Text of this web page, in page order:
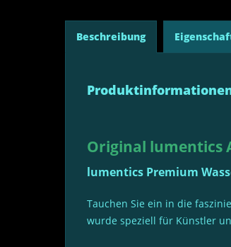
Beschreibung
Original lumentics
lumentics Premium
Tauchen Sie ein in die
wurde speziell für Künstler